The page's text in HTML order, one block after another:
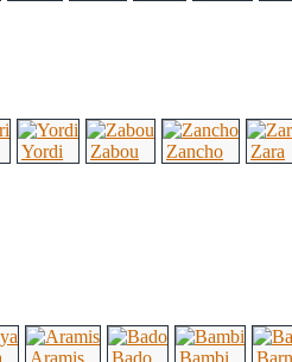
Yordi Zabou Zancho Zara
Aramis Bado Bambi